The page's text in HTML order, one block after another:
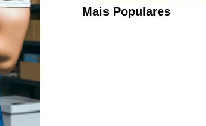
Mais Populares